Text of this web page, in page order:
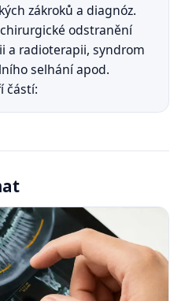
zákroků a diagnóz.
odstranění
a radioterapii, syndrom
selhání apod.
částí: